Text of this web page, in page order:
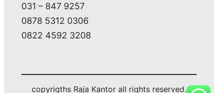
031 – 847 9257
0878 5312 0306
0822 4592 3208
copyrigths Raja Kantor all rights reserved.